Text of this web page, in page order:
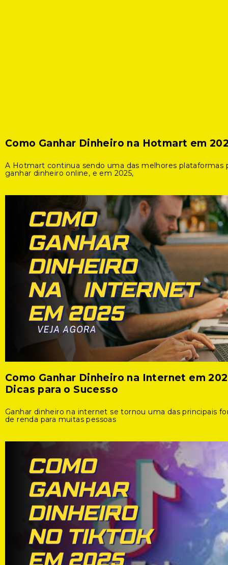
Como Ganhar Dinheiro na Hotmart em
A Hotmart continua sendo uma das melhores plataformas
ganhar dinheiro online, e em 2025,
Como Ganhar Dinheiro na Internet em
Dicas para o Sucesso
Ganhar dinheiro na internet se tornou uma das principais
de renda para muitas pessoas